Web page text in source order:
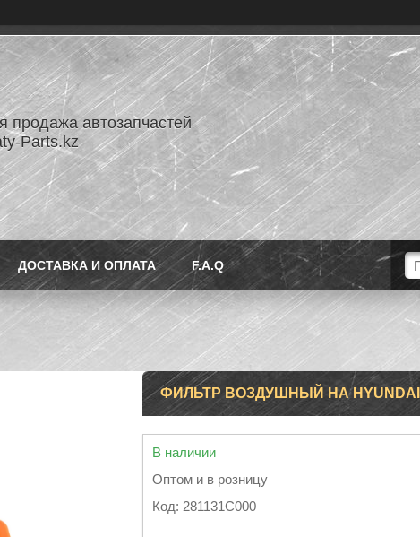
продажа автозапчастей
Parts.kz
ДОСТАВКА И ОПЛАТА F.A.Q
ФИЛЬТР ВОЗДУШНЫЙ НА HYUNDAI
В наличии
Оптом и в розницу
Код: 281131C000